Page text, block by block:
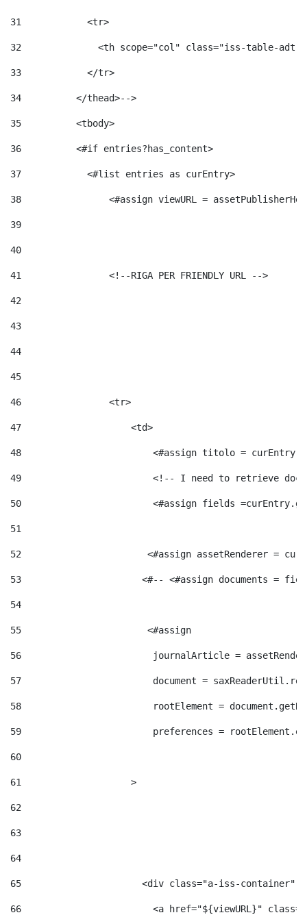
31
            <tr>
32
<th scope="col" class="iss-table-
33
            </tr>
34
          </thead>-->
35
          <tbody>
36
          <#if entries?has_content>
37
            <#list entries as curEntry>
38
<#assign viewURL =
39
40
41
                <!--RIGA PER FRIENDLY URL -->
42
43
44
45
46
                <tr>
47
                    <td>
48
<#assign titolo =
49
<!-- I need to retrieve
50
<#assign fields
51
52
<#assign assetRenderer =
53
<#-- <#assign documents =
54
55
                       <#assign
56
journalArticle =
57
document =
58
rootElement =
59
preferences =
60
61
                    >
62
63
64
65
<div class="a-iss-container"
66
<a href="${viewURL}"